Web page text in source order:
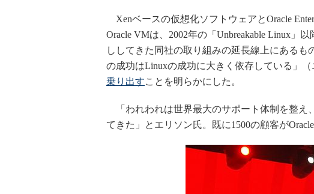
Xenベースの仮想化ソフトウェアとOracle
Oracle VMは、2002年の「Unbreakable Linux」
ししてきた同社の取り組みの延長線上にあるも
の成功はLinuxの成功に大きく依存している」（
乗り出すことを明らかにした。
「われわれは世界最大のサポート体制を整え
てきた」とエリソン氏。既に1500の顧客が